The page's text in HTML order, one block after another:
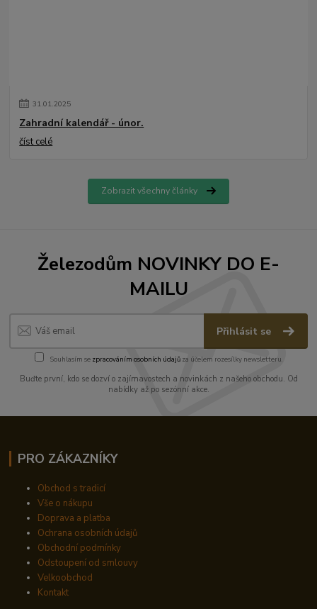
31.01.2025
Zahradní kalendář - únor.
číst celé
Zobrazit všechny články
Železodům NOVINKY DO E-
MAILU
Přihlásit se
Souhlasím se zpracováním osobních údajůza účelem rozesílky newsletteru.
Buďte první, kdo se dozví o zajímavostech a novinkách z našeho obchodu. Od
nabídky až po sezónní akce.
PRO ZÁKAZNÍKY
Obchod s tradicí
Vše o nákupu
Doprava a platba
Ochrana osobních údajů
Obchodní podmínky
Odstoupení od smlouvy
Velkoobchod
Kontakt